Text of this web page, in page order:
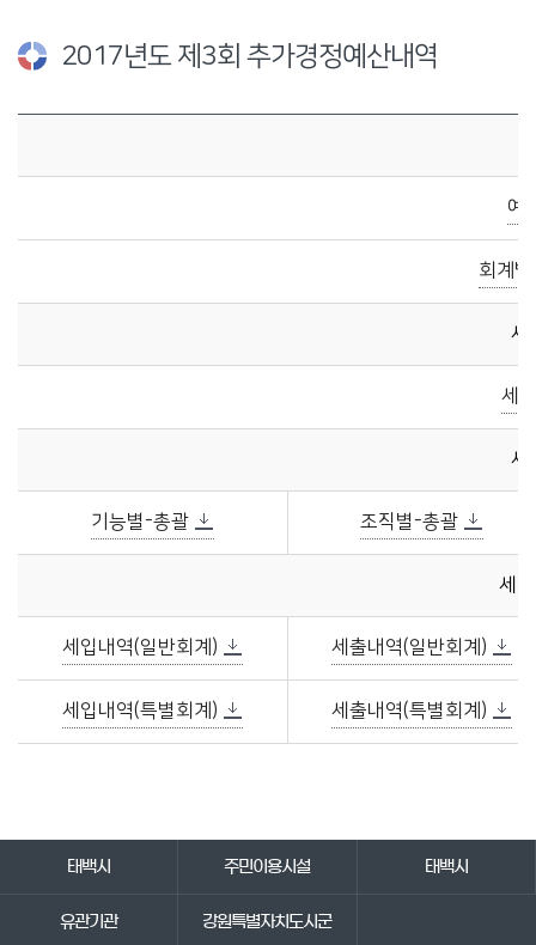
2017년도 제3회 추가경정예산내역
2017년도 제3회 추가경정예산내역에 관한 자료이며, 예산규모, 세입총괄표, 세출총괄표, 세입·세출예산서, 세입·세출예산 사업명세서를 제공합니다.
예
회계
세
세
세
기능별-총괄 조직별-총괄
세
세입내역(일반회계) 세출내역(일반회계)
세입내역(특별회계) 세출내역(특별회계)
태백시 주민이용시설 태백시
유관기관 강원특별자치도시군